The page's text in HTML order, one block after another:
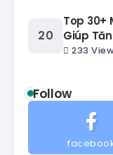
Top 30+
Giúp
233
Follow